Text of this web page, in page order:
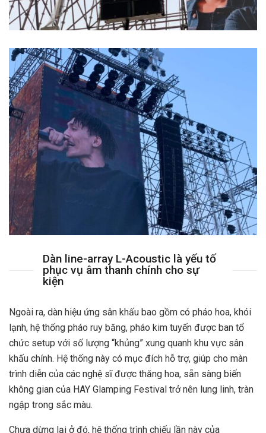
Dàn line-array L-Acoustic là yếu tố
phục vụ âm thanh chính cho sự
kiện
Ngoài ra, dàn hiệu ứng sân khấu bao gồm có pháo hoa, khói
lạnh, hệ thống pháo ruy băng, pháo kim tuyến được ban tổ
chức setup với số lượng “khủng” xung quanh khu vực sân
khấu chính. Hệ thống này có mục đích hỗ trợ, giúp cho màn
trình diễn của các nghệ sĩ được thăng hoa, sẵn sàng biến
không gian của HAY Glamping Festival trở nên lung linh, tràn
ngập trong sắc màu.
Chưa dừng lại ở đó, hệ thống trình chiếu lần này của